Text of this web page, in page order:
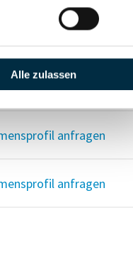
Alle zulassen
anfragen
anfragen
anfragen